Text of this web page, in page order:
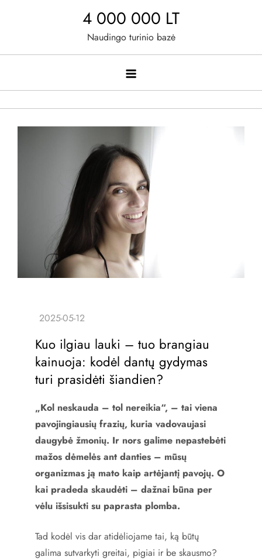
4 000 000 LT
Naudingo turinio bazė
Kuo ilgiau lauki – tuo brangiau
kainuoja: kodėl dantų gydymas
turi prasidėti šiandien?
„Kol neskauda – tol nereikia“, – tai viena
pavojingiausių frazių, kuria vadovaujasi
daugybė žmonių. Ir nors galime nepastebėti
mažos dėmelės ant danties – mūsų
organizmas ją mato kaip artėjantį pavojų. O
kai pradeda skaudėti – dažnai būna per
vėlu išsisukti su paprasta plomba.
Tad kodėl vis dar atidėliojame tai, ką būtų
galima sutvarkyti greitai, pigiai ir be skausmo?